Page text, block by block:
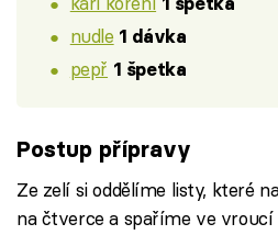
nudle 1 dávka
pepř 1 špetka
Postup přípravy
Ze zelí si oddělíme listy, které
na čtverce a spaříme ve vroucí